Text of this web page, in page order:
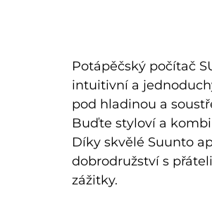
Potápěčský počítač
intuitivní a
pod hladinou a
Buďte styloví a
Díky skvělé Suunto
dobrodružství s
zážitky.